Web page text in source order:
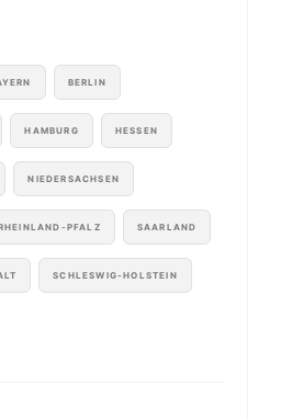
BERLIN
HAMBURG HESSEN
NIEDERSACHSEN
PFALZ SAARLAND
SCHLESWIG-HOLSTEIN